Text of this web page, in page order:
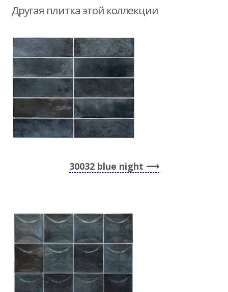
Другая плитка этой коллекции
30032 blue night